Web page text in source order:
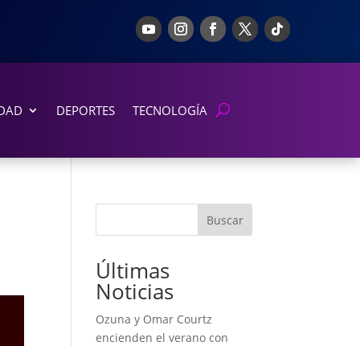
DEPORTES TECNOLOGÍA
Buscar
Últimas
Noticias
Ozuna y Omar Courtz
encienden el verano con